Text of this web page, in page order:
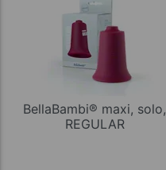
BellaBambi® maxi, solo,
REGULAR